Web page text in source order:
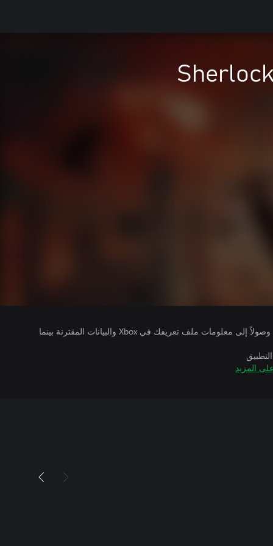
يتلقى ناشرو الألعاب التي تقوم بتشغيلها وصولاً إلى معلومات ملف تعريفك في Xbox والبيانات المقترنة بينما
المزيد